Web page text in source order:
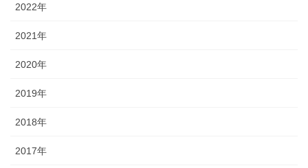
2022年
2021年
2020年
2019年
2018年
2017年